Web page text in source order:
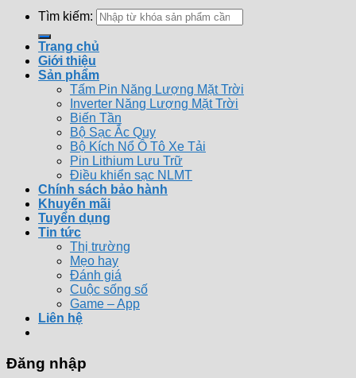
Tìm kiếm:
Trang chủ
Giới thiệu
Sản phẩm
Tấm Pin Năng Lượng Mặt Trời
Inverter Năng Lượng Mặt Trời
Biến Tần
Bộ Sạc Ắc Quy
Bộ Kích Nổ Ô Tô Xe Tải
Pin Lithium Lưu Trữ
Điều khiển sạc NLMT
Chính sách bảo hành
Khuyến mãi
Tuyển dụng
Tin tức
Thị trường
Mẹo hay
Đánh giá
Cuộc sống số
Game – App
Liên hệ
Đăng nhập